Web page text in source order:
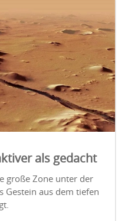
als gedacht
große Zone unter der
Gestein aus dem tiefen